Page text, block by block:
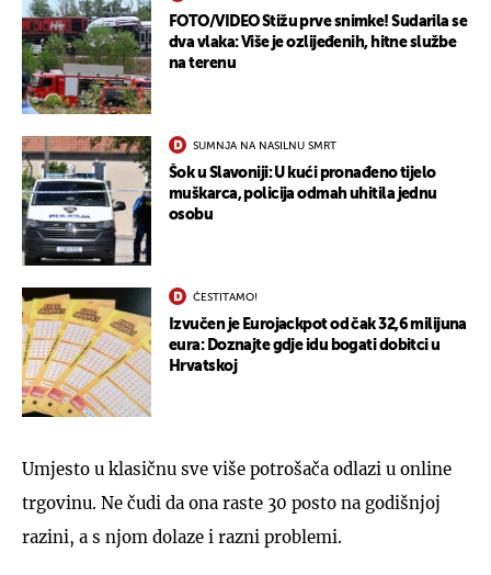
FOTO/VIDEO Stižu prve snimke! Sudarila se
dva vlaka: Više je ozlijeđenih, hitne službe
na terenu
SUMNJA NA NASILNU SMRT
Šok u Slavoniji: U kući pronađeno tijelo
muškarca, policija odmah uhitila jednu
osobu
ČESTITAMO!
Izvučen je Eurojackpot od čak 32,6 milijuna
eura: Doznajte gdje idu bogati dobitci u
Hrvatskoj
Umjesto u klasičnu sve više potrošača odlazi u online
trgovinu. Ne čudi da ona raste 30 posto na godišnjoj
razini, a s njom dolaze i razni problemi.